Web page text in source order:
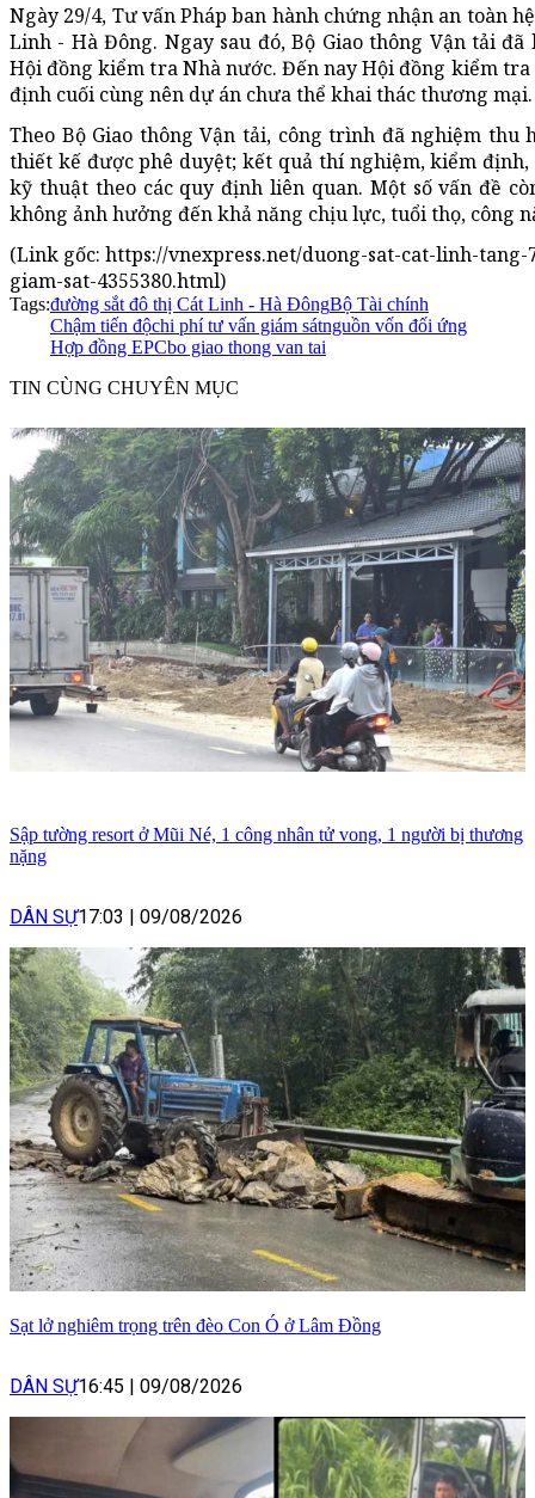
Ngày 29/4, Tư vấn Pháp ban hành chứng nhận an toàn
Linh - Hà Đông. Ngay sau đó, Bộ Giao thông Vận tải đã
Hội đồng kiểm tra Nhà nước. Đến nay Hội đồng kiểm tra
định cuối cùng nên dự án chưa thể khai thác thương mại.
Theo Bộ Giao thông Vận tải, công trình đã nghiệm thu
thiết kế được phê duyệt; kết quả thí nghiệm, kiểm
kỹ thuật theo các quy định liên quan. Một số vấn đề
không ảnh hưởng đến khả năng chịu lực, tuổi thọ, công
(Link gốc: https://vnexpress.net/duong-sat-cat-linh-
giam-sat-4355380.html)
Tags:đường sắt đô thị Cát Linh - Hà ĐôngBộ Tài chính
Chậm tiến độchi phí tư vấn giám sátnguồn vốn đối ứng
Hợp đồng EPCbo giao thong van tai
TIN CÙNG CHUYÊN MỤC
Sập tường resort ở Mũi Né, 1 công nhân tử vong, 1 người bị thương
nặng
DÂN SỰ17:03 | 09/08/2026
Sạt lở nghiêm trọng trên đèo Con Ó ở Lâm Đồng
DÂN SỰ16:45 | 09/08/2026